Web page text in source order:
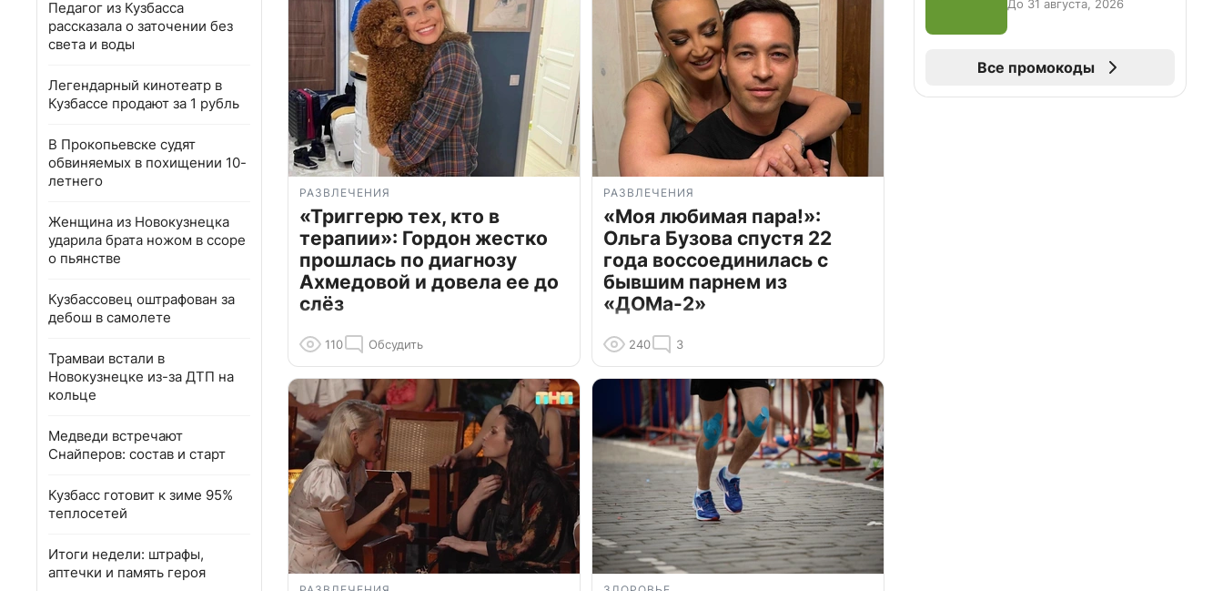
Педагог из Кузбасса
рассказала о заточении без
света и воды
Легендарный кинотеатр в
Кузбассе продают за 1 рубль
В Прокопьевске судят
обвиняемых в похищении 10-
летнего
Женщина из Новокузнецка
ударила брата ножом в ссоре
о пьянстве
Кузбассовец оштрафован за
дебош в самолете
Трамваи встали в
Новокузнецке из-за ДТП на
кольце
Медведи встречают
Снайперов: состав и старт
Кузбасс готовит к зиме 95%
теплосетей
Итоги недели: штрафы,
аптечки и память героя
РАЗВЛЕЧЕНИЯ
«Триггерю тех, кто в
терапии»: Гордон жестко
прошлась по диагнозу
Ахмедовой и довела ее до
слёз
110 Обсудить
РАЗВЛЕЧЕНИЯ
«Моя любимая пара!»:
Ольга Бузова спустя 22
года воссоединилась с
бывшим парнем из
«ДОМа-2»
240 3
До 31 августа, 2026
Все промокоды